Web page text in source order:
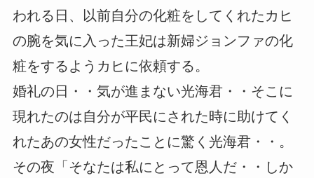
われる日、以前自分の化粧をしてくれたカヒ
の腕を気に入った王妃は新婦ジョンファの化
粧をするようカヒに依頼する。
婚礼の日・・気が進まない光海君・・そこに
現れたのは自分が平民にされた時に助けてく
れたあの女性だったことに驚く光海君・・。
その夜「そなたは私にとって恩人だ・・しか